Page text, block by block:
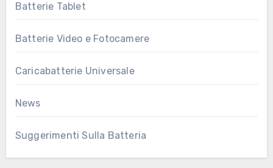
Batterie Tablet
Batterie Video e Fotocamere
Caricabatterie Universale
News
Suggerimenti Sulla Batteria